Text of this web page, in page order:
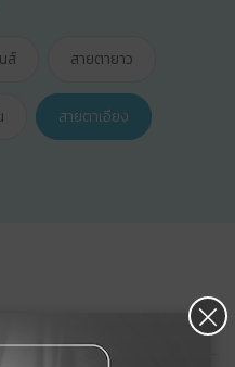
×
ส์ สายตายาว
สายตาเอียง